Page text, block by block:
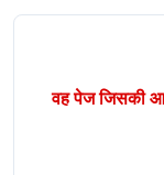
वह पेज जिसकी